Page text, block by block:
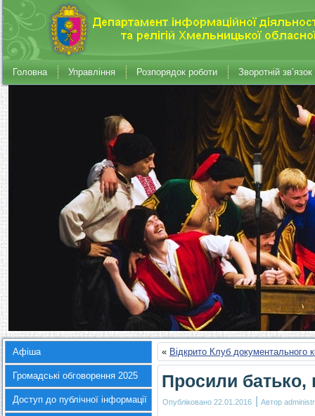
Головна Управління Розпорядок роботи Зворотній зв’язок
Афіша
Громадські обговорення 2025
Доступ до публічної інформації
« Відкрито Клуб документального
Просили
Опубліковано 22.01.2016 | Автор